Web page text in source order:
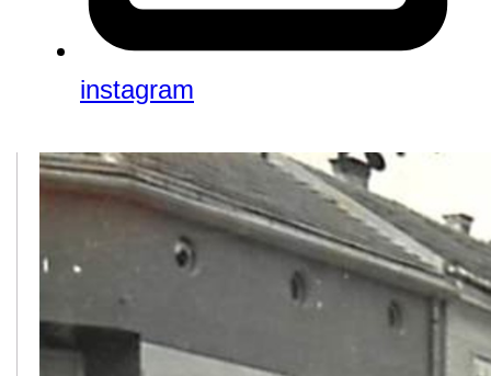
instagram